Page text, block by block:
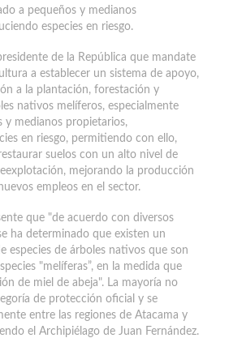
a pequeños y medianos
especies en riesgo.
de la República que mandate
a establecer un sistema de apoyo,
a la plantación, forestación y
nativos melíferos, especialmente
y medianos propietarios,
en riesgo, permitiendo con ello,
suelos con un alto nivel de
mejorando la producción
empleos en el sector.
que "de acuerdo con diversos
ha determinado que existen un
especies de árboles nativos que son
"melíferas”, en la medida que
de miel de abeja". La mayoría no
de protección oficial y se
entre las regiones de Atacama y
el Archipiélago de Juan Fernández.